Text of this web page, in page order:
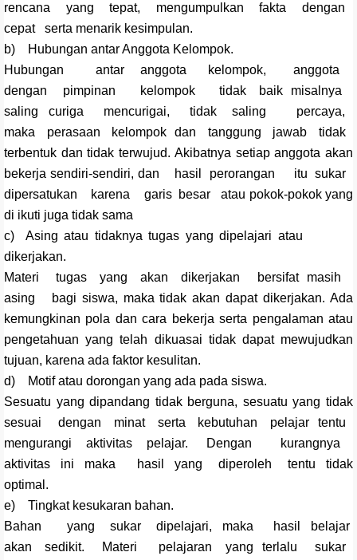
rencana yang tepat, mengumpulkan fakta dengan
cepat serta menarik kesimpulan.
b) Hubungan antar Anggota Kelompok.
Hubungan antar anggota kelompok, anggota
dengan pimpinan kelompok tidak baik misalnya
saling curiga mencurigai, tidak saling percaya,
maka perasaan kelompok dan tanggung jawab tidak
terbentuk dan tidak terwujud. Akibatnya setiap anggota akan
bekerja sendiri-sendiri, dan hasil perorangan itu sukar
dipersatukan karena garis besar atau pokok-pokok yang
di ikuti juga tidak sama
c) Asing atau tidaknya tugas yang dipelajari atau
dikerjakan.
Materi tugas yang akan dikerjakan bersifat masih
asing bagi siswa, maka tidak akan dapat dikerjakan. Ada
kemungkinan pola dan cara bekerja serta pengalaman atau
pengetahuan yang telah dikuasai tidak dapat mewujudkan
tujuan, karena ada faktor kesulitan.
d) Motif atau dorongan yang ada pada siswa.
Sesuatu yang dipandang tidak berguna, sesuatu yang tidak
sesuai dengan minat serta kebutuhan pelajar tentu
mengurangi aktivitas pelajar. Dengan kurangnya
aktivitas ini maka hasil yang diperoleh tentu tidak
optimal.
e) Tingkat kesukaran bahan.
Bahan yang sukar dipelajari, maka hasil belajar
akan sedikit. Materi pelajaran yang terlalu sukar